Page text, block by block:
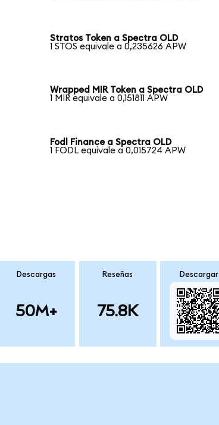
Stratos Token a Spectra OLD
1 STOS equivale a 0,235626 APW
Wrapped MIR Token a Spectra OLD
1 MIR equivale a 0,151811 APW
Fodl Finance a Spectra OLD
1 FODL equivale a 0,015724 APW
Descargas
50M+
Reseñas
75.8K
Descargar